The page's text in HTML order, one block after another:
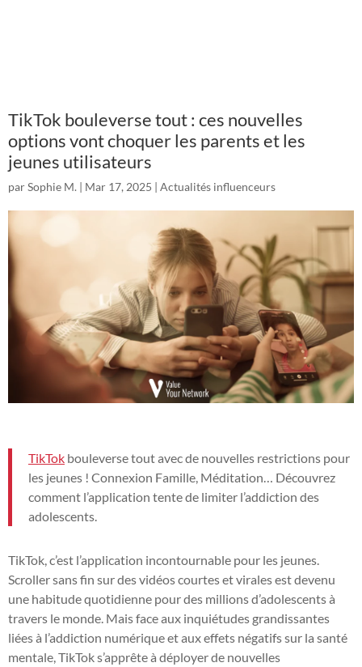
TikTok bouleverse tout : ces nouvelles
options vont choquer les parents et les
jeunes utilisateurs
parSophie M. | Mar 17, 2025 | Actualités influenceurs
TikTok bouleverse tout avec de nouvelles restrictions pour
les jeunes ! Connexion Famille, Méditation… Découvrez
comment l’application tente de limiter l’addiction des
adolescents.
TikTok, c’est l’application incontournable pour les jeunes.
Scroller sans fin sur des vidéos courtes et virales est devenu
une habitude quotidienne pour des millions d’adolescents à
travers le monde. Mais face aux inquiétudes grandissantes
liées à l’addiction numérique et aux effets négatifs sur la santé
mentale, TikTok s’apprête à déployer de nouvelles